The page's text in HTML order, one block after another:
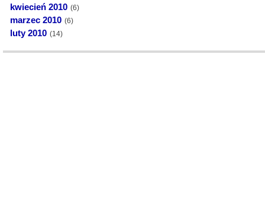
kwiecień 2010 (6)
marzec 2010 (6)
luty 2010 (14)